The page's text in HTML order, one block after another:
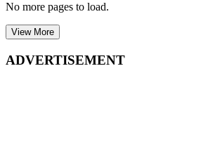
No more pages to load.
View More
ADVERTISEMENT